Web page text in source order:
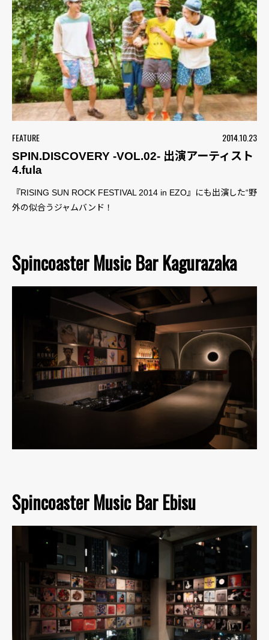
FEATURE
2014.10.23
SPIN.DISCOVERY -VOL.02- 出演アーティスト
4.fula
『RISING SUN ROCK FESTIVAL 2014 in EZO』にも出演した“野
外の似合うジャムバンド！
Spincoaster Music Bar Kagurazaka
Spincoaster Music Bar Ebisu